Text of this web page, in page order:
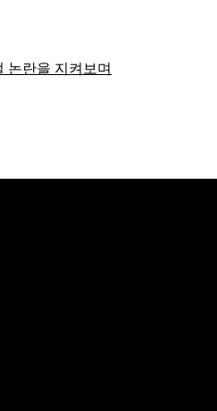
논란을 지켜보며